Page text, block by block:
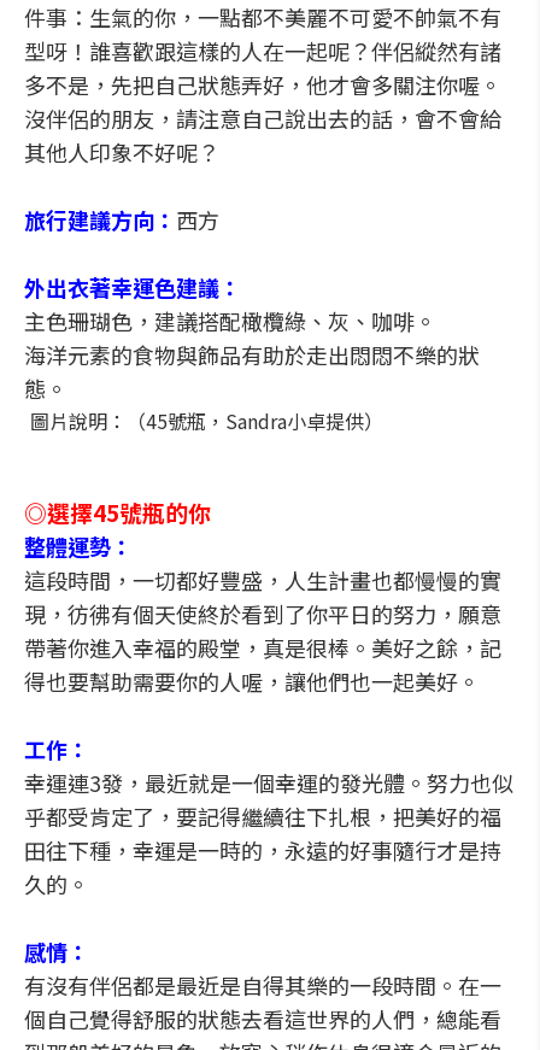
件事：生氣的你，一點都不美麗不可愛不帥氣不有
型呀！誰喜歡跟這樣的人在一起呢？伴侶縱然有諸
多不是，先把自己狀態弄好，他才會多關注你喔。
沒伴侶的朋友，請注意自己說出去的話，會不會給
其他人印象不好呢？
旅行建議方向： 西方
外出衣著幸運色建議：
主色珊瑚色，建議搭配橄欖綠、灰、咖啡。
海洋元素的食物與飾品有助於走出悶悶不樂的狀
態。
圖片說明：（45號瓶，Sandra小卓提供）
◎選擇45號瓶的你
整體運勢：
這段時間，一切都好豐盛，人生計畫也都慢慢的實
現，彷彿有個天使終於看到了你平日的努力，願意
帶著你進入幸福的殿堂，真是很棒。美好之餘，記
得也要幫助需要你的人喔，讓他們也一起美好。
工作：
幸運連3發，最近就是一個幸運的發光體。努力也似
乎都受肯定了，要記得繼續往下扎根，把美好的福
田往下種，幸運是一時的，永遠的好事隨行才是持
久的。
感情：
有沒有伴侶都是最近是自得其樂的一段時間。在一
個自己覺得舒服的狀態去看這世界的人們，總能看